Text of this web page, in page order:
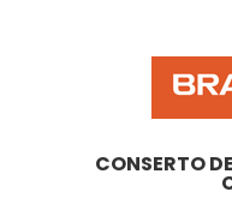
CONSERTO